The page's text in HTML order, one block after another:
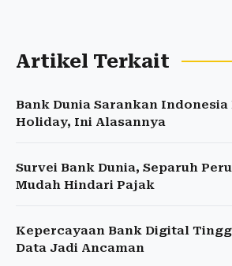
Artikel Terkait
Bank Dunia Sarankan Indonesia
Holiday, Ini Alasannya
Survei Bank Dunia, Separuh
Mudah Hindari Pajak
Kepercayaan Bank Digital
Data Jadi Ancaman